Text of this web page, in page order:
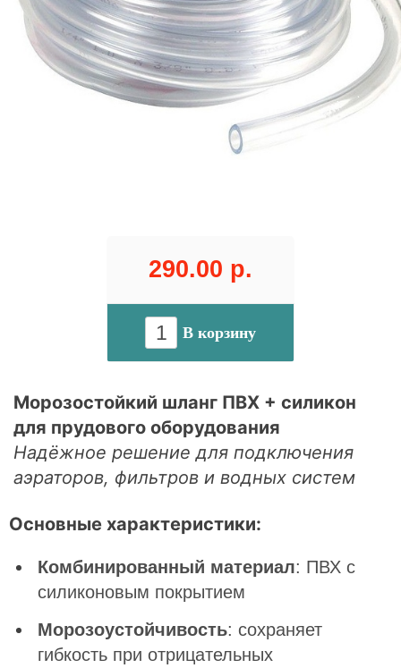
290.00 р.
В корзину
Морозостойкий шланг ПВХ + силикон
для прудового оборудования
Надёжное решение для подключения
аэраторов, фильтров и водных систем
Основные характеристики:
Комбинированный материал: ПВХ с
силиконовым покрытием
Морозоустойчивость: сохраняет
гибкость при отрицательных